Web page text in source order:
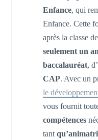
Enfance, qui
Enfance. Cette
après la classe
seulement un an
baccalauréat,
CAP. Avec un
le
vous fournit
compétences
tant